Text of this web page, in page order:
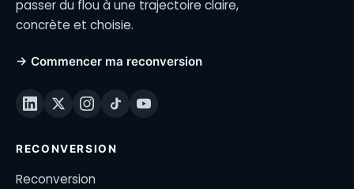
passer du flou à une trajectoire claire,
concrète et choisie.
→ Commencer ma reconversion
RECONVERSION
Reconversion